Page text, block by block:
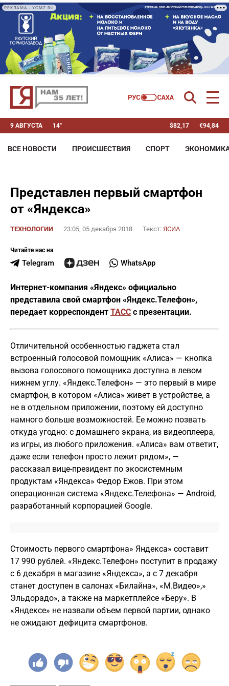
РЕКЛАМА • YGMZ.RU
9 АВГУСТА 14° $82,17 €94,84
ВСЕ НОВОСТИ ПРОИСШЕСТВИЯ СПОРТ
Представлен первый смартфон
от «Яндекса»
ТЕХНОЛОГИИ 23:05, 05 декабря 2018 Текст: ЯСИА
Читайте нас на
Telegram WhatsApp
Интернет-компания «Яндекс» официально
представила свой смартфон «Яндекс.Телефон»,
передает корреспондент ТАСС с презентации.
Отличительной особенностью гаджета стал
встроенный голосовой помощник «Алиса» — кнопка
вызова голосового помощника доступна в левом
нижнем углу. «Яндекс.Телефон» — это первый в мире
смартфон, в котором «Алиса» живет в устройстве, а
не в отдельном приложении, поэтому ей доступно
намного больше возможностей. Ее можно позвать
откуда угодно: с домашнего экрана, из видеоплеера,
из игры, из любого приложения. «Алиса» вам ответит,
даже если телефон просто лежит рядом», —
рассказал вице-президент по экосистемным
продуктам «Яндекса» Федор Ежов. При этом
операционная система «Яндекс.Телефона» — Android,
разработанный корпорацией Google.
Стоимость первого смартфона» Яндекса» составит
17 990 рублей. «Яндекс.Телефон» поступит в продажу
с 6 декабря в магазине «Яндекса», а с 7 декабря
станет доступен в салонах «Билайна», «М.Видео»,»
Эльдорадо», а также на маркетплейсе «Беру». В
«Яндексе» не назвали объем первой партии, однако
не ожидают дефицита смартфонов.